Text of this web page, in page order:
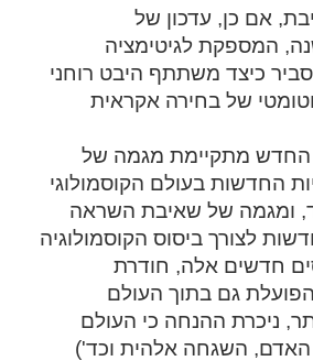
אם כן, עדכון של
המספקת לגיטימציה
כיצד משתתף היבט רוחני
של בחירה אקראית
החדש מתקיימת מגמה של
החדשות בעולם הקוסמולוגי
ומגמה של שאיבת השראה
לצורך ביסוס הקוסמולוגיה
חדשים אלה, חודרת
גם בתוך העולם
ניכרת ההנחה כי העולם
האדם, השגחה אלהית וכד')